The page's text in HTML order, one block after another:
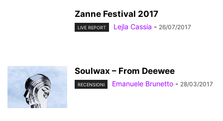
Zanne Festival 2017
LIVE REPORT Lejla Cassia - 26/07/2017
Soulwax – From Deewee
RECENSIONI Emanuele Brunetto - 28/03/2017